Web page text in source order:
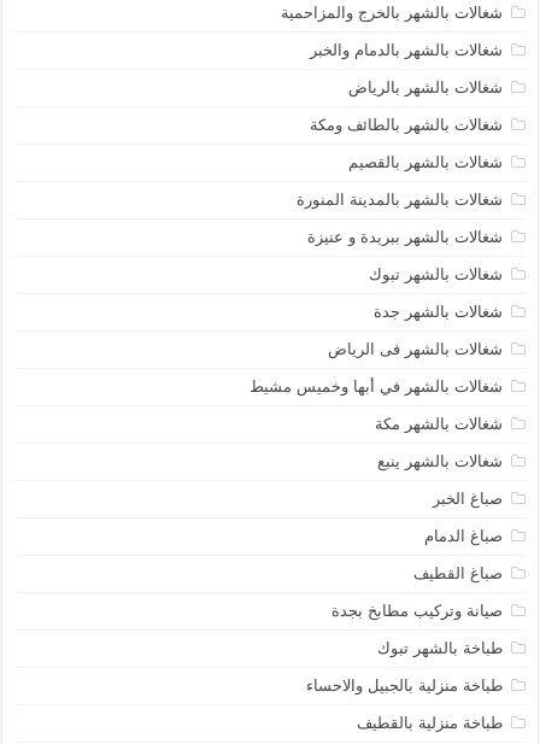
شغالات بالشهر بالخرج والمزاحمية
شغالات بالشهر بالدمام والخبر
شغالات بالشهر بالرياض
شغالات بالشهر بالطائف ومكة
شغالات بالشهر بالقصيم
شغالات بالشهر بالمدينة المنورة
شغالات بالشهر ببريدة و عنيزة
شغالات بالشهر تبوك
شغالات بالشهر جدة
شغالات بالشهر فى الرياض
شغالات بالشهر في أبها وخميس مشيط
شغالات بالشهر مكة
شغالات بالشهر ينبع
صباغ الخبر
صباغ الدمام
صباغ القطيف
صيانة وتركيب مطابخ بجدة
طباخة بالشهر تبوك
طباخة منزلية بالجبيل والاحساء
طباخة منزلية بالقطيف